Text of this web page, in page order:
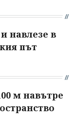
навлезе в
път
м навътре